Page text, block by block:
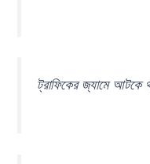
ট্রাফিকের জ্যামে